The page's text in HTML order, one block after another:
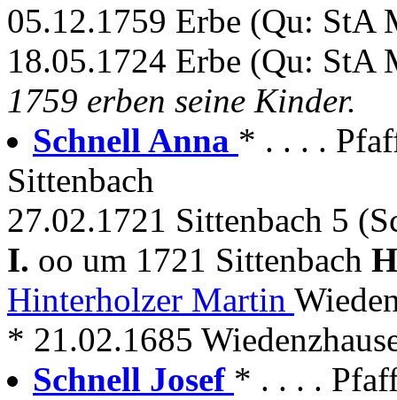
05.12.1759 Erbe (Qu: StA
18.05.1724 Erbe (Qu: StA
1759 erben seine Kinder.
Schnell Anna * . . . .
Sittenbach
27.02.1721 Sittenbach 5
I. oo um 1721 Sittenbach
Hinterholzer Martin
* 21.02.1685
Schnell Josef * . . . .